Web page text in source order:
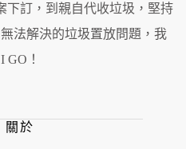
下訂，到親自代收垃圾，堅持
法解決的垃圾置放問題，我
GO！
關於